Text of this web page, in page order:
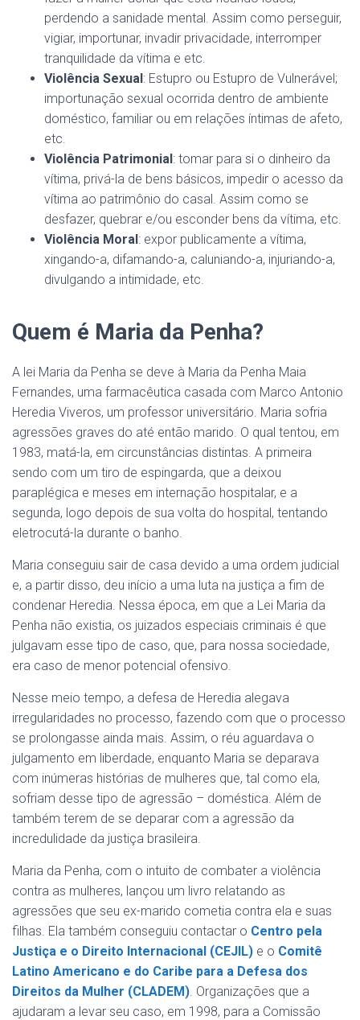
perdendo a sanidade mental. Assim como perseguir,
vigiar, importunar, invadir privacidade, interromper
tranquilidade da vítima e etc.
Violência Sexual: Estupro ou Estupro de Vulnerável;
importunação sexual ocorrida dentro de ambiente
doméstico, familiar ou em relações íntimas de afeto,
etc.
Violência Patrimonial: tomar para si o dinheiro da
vítima, privá-la de bens básicos, impedir o acesso da
vítima ao patrimônio do casal. Assim como se
desfazer, quebrar e/ou esconder bens da vítima, etc.
Violência Moral: expor publicamente a vítima,
xingando-a, difamando-a, caluniando-a, injuriando-a,
divulgando a intimidade, etc.
Quem é Maria da Penha?
A lei Maria da Penha se deve à Maria da Penha Maia
Fernandes, uma farmacêutica casada com Marco Antonio
Heredia Viveros, um professor universitário. Maria sofria
agressões graves do até então marido. O qual tentou, em
1983, matá-la, em circunstâncias distintas. A primeira
sendo com um tiro de espingarda, que a deixou
paraplégica e meses em internação hospitalar, e a
segunda, logo depois de sua volta do hospital, tentando
eletrocutá-la durante o banho.
Maria conseguiu sair de casa devido a uma ordem judicial
e, a partir disso, deu início a uma luta na justiça a fim de
condenar Heredia. Nessa época, em que a Lei Maria da
Penha não existia, os juizados especiais criminais é que
julgavam esse tipo de caso, que, para nossa sociedade,
era caso de menor potencial ofensivo.
Nesse meio tempo, a defesa de Heredia alegava
irregularidades no processo, fazendo com que o processo
se prolongasse ainda mais. Assim, o réu aguardava o
julgamento em liberdade, enquanto Maria se deparava
com inúmeras histórias de mulheres que, tal como ela,
sofriam desse tipo de agressão – doméstica. Além de
também terem de se deparar com a agressão da
incredulidade da justiça brasileira.
Maria da Penha, com o intuito de combater a violência
contra as mulheres, lançou um livro relatando as
agressões que seu ex-marido cometia contra ela e suas
filhas. Ela também conseguiu contactar o Centro pela
Justiça e o Direito Internacional (CEJIL) e o Comitê
Latino Americano e do Caribe para a Defesa dos
Direitos da Mulher (CLADEM). Organizações que a
ajudaram a levar seu caso, em 1998, para a Comissão